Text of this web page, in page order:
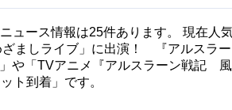
男性声優/女性声優一覧
FOLLOW US
ュース情報は25件あります。 現在人
ましライブ」に出演！ 『アルスラ
や「TVアニメ『アルスラーン戦記
ト到着」です。